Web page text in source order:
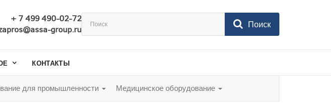
+ 7 499 490-02-72
group.ru
Поиск
КОНТАКТЫ
для промышленности Медицинское оборудование